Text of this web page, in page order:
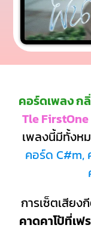
คอร์ดเพลง ก
Tle FirstOne
เพลงนี้มีทั้งห
คอร์ด C#m,
การเซ็ตเสียง
คาดคาโป้ที่เฟ